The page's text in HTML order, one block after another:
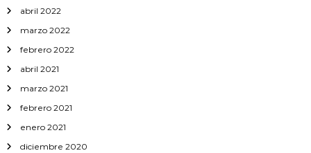
abril 2022
marzo 2022
febrero 2022
abril 2021
marzo 2021
febrero 2021
enero 2021
diciembre 2020